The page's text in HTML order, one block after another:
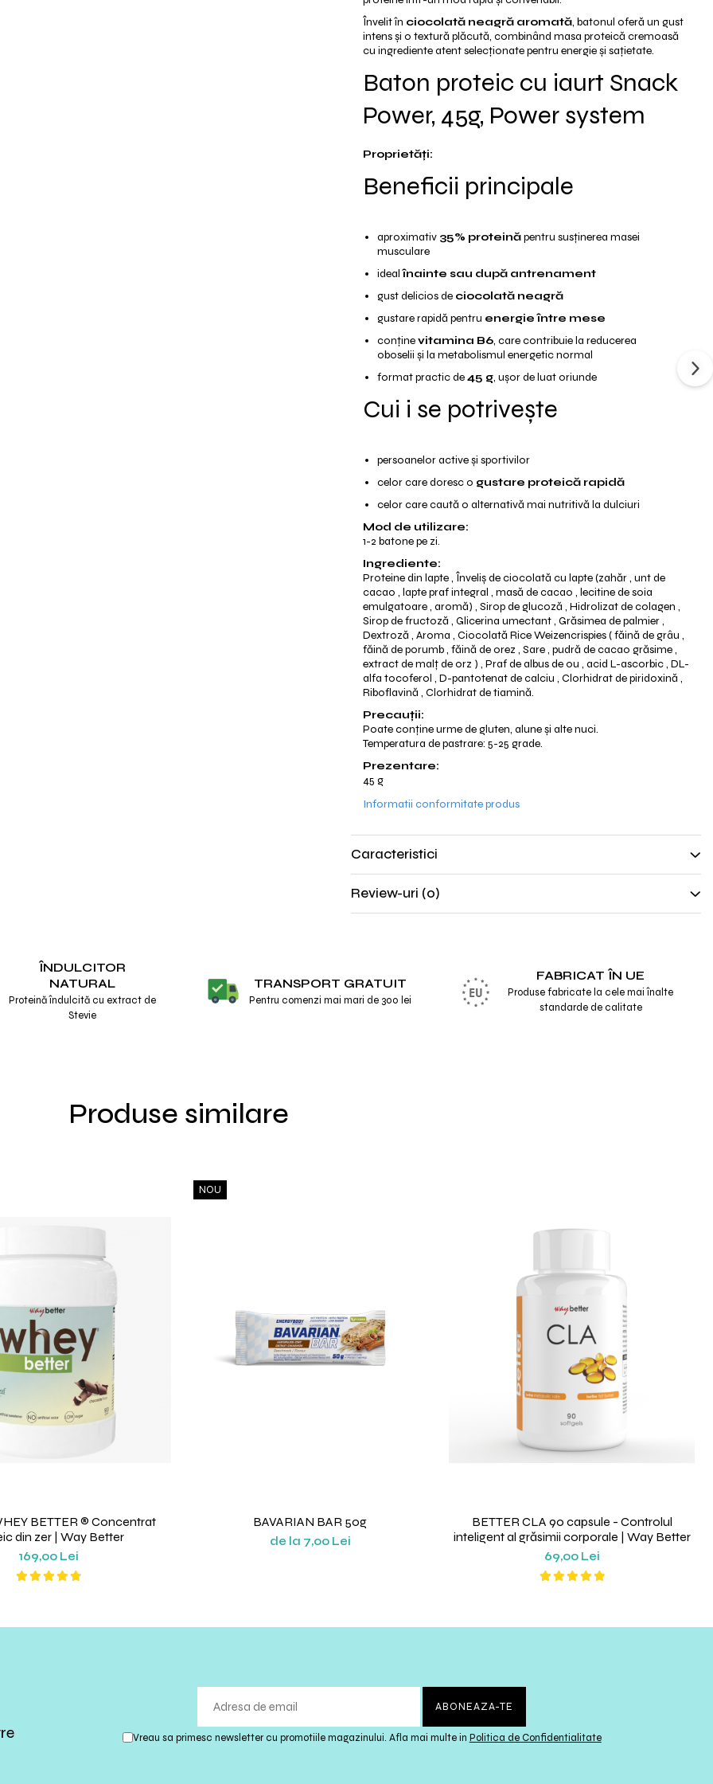
Învelit în ciocolată neagră aromată, batonul oferă un gust
intens și o textură plăcută, combinând masa proteică cremoasă
cu ingrediente atent selecționate pentru energie și sațietate.
Baton proteic cu iaurt Snack
Power, 45g, Power system
Proprietăți:
Beneficii principale
aproximativ 35% proteinăpentru susținerea masei
musculare
idealînainte sau după antrenament
gust delicios de ciocolată neagră
gustare rapidă pentru energie între mese
conținevitamina B6, care contribuie la reducerea
oboselii și la metabolismul energetic normal
format practic de45 g, ușor de luat oriunde
Cui i se potrivește
persoanelor active și sportivilor
celor care doresc o gustare proteică rapidă
celor care caută o alternativă mai nutritivă la dulciuri
Mod de utilizare:
1-2 batone pe zi.
Ingrediente:
Proteine ​​din lapte , Înveliș de ciocolată cu lapte (zahăr , unt de
cacao , lapte praf integral , masă de cacao , lecitine de soia
emulgatoare , aromă) , Sirop de glucoză , Hidrolizat de colagen ,
Sirop de fructoză , Glicerina umectant , Grăsimea de palmier ,
Dextroză , Aroma , Ciocolată Rice Weizencrispies ( făină de grâu ,
făină de porumb , făină de orez , Sare , pudră de cacao grăsime ,
extract de malț de orz ) , Praf de albus de ou , acid L-ascorbic , DL-
alfa tocoferol , D-pantotenat de calciu , Clorhidrat de piridoxină ,
Riboflavină , Clorhidrat de tiamină.
Precauții:
Poate conține urme de gluten, alune și alte nuci.
Temperatura de pastrare: 5-25 grade.
Prezentare:
45 g
Informatii conformitate produs
Caracteristici
Review-uri (0)
ÎNDULCITOR
NATURAL
Proteină îndulcită cu extract de
Stevie
TRANSPORT GRATUIT
Pentru comenzi mai mari de 300 lei
FABRICAT ÎN UE
Produse fabricate la cele mai înalte
standarde de calitate
Produse similare
BETTER ® Concentrat
din zer | Way Better
169,00 Lei
NOU
BAVARIAN BAR 50g
de la 7,00 Lei
BETTER CLA 90 capsule - Controlul
inteligent al grăsimii corporale | Way Better
69,00 Lei
Vreau sa primesc newsletter cu promotiile magazinului. Afla mai multe in Politica de Confidentialitate